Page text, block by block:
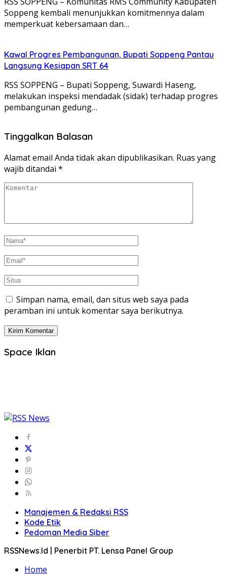
Soppeng kembali menunjukkan komitmennya dalam
memperkuat kebersamaan dan…
Kawal Progres Pembangunan, Bupati Soppeng Pantau
Langsung Kesiapan SRT 64
RSS SOPPENG – Bupati Soppeng, Suwardi Haseng,
melakukan inspeksi mendadak (sidak) terhadap progres
pembangunan gedung…
Tinggalkan Balasan
Alamat email Anda tidak akan dipublikasikan. Ruas yang
wajib ditandai *
Simpan nama, email, dan situs web saya pada
peramban ini untuk komentar saya berikutnya.
Space Iklan
Manajemen & Redaksi RSS
Kode Etik
Pedoman Media Siber
RSSNews.Id | Penerbit PT. Lensa Panel Group
Home